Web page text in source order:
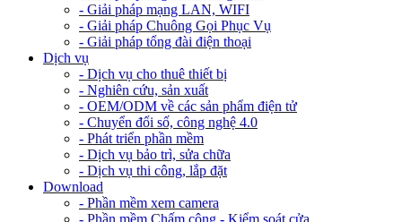
- Giải pháp mạng LAN, WIFI
- Giải pháp Chuông Gọi Phục Vụ
- Giải pháp tổng đài điện thoại
Dịch vụ
- Dịch vụ cho thuê thiết bị
- Nghiên cứu, sản xuất
- OEM/ODM về các sản phẩm điện tử
- Chuyển đổi số, công nghệ 4.0
- Phát triển phần mềm
- Dịch vụ bảo trì, sửa chữa
- Dịch vụ thi công, lắp đặt
Download
- Phần mềm xem camera
- Phần mềm Chấm công - Kiểm soát cửa